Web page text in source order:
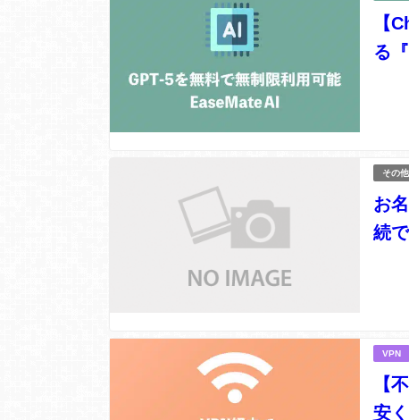
【
る
その他
お
続
VPN
【
安